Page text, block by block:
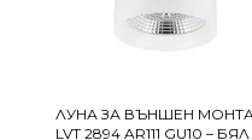
ЛУНА ЗА ВЪНШЕН
LVT 2894 AR111 GU10 – БЯЛ